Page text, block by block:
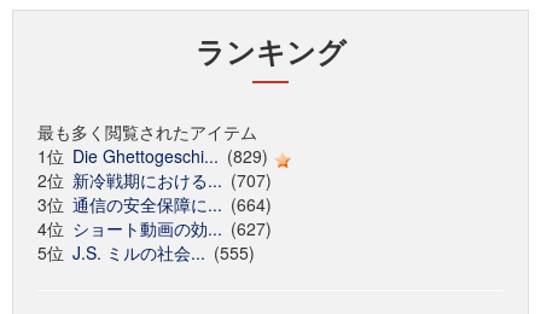
ランキング
最も多く閲覧されたアイテム
1位 Die Ghettogeschi... (829)
2位 新冷戦期における... (707)
3位 通信の安全保障に... (664)
4位 ショート動画の効... (627)
5位 J.S. ミルの社会... (555)